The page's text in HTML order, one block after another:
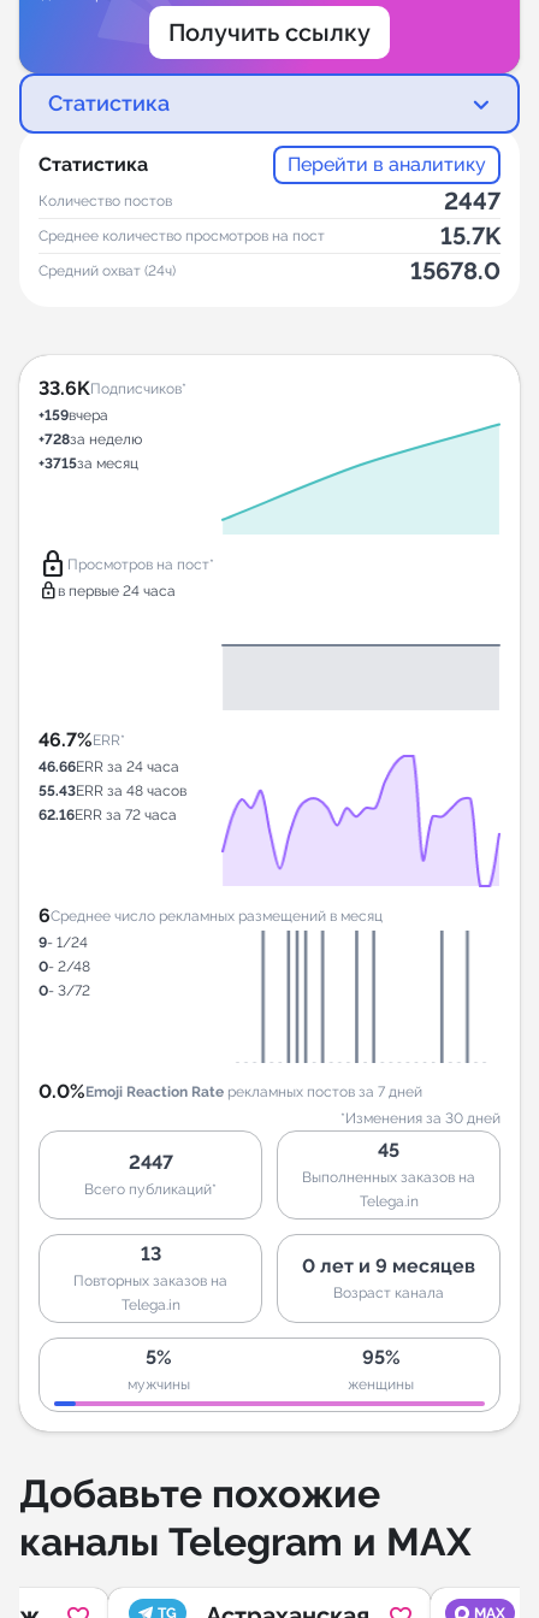
Получить ссылку
Статистика
Статистика Перейти в аналитику
Количество постов 2447
Среднее количество просмотров на пост 15.7K
Средний охват (24ч) 15678.0
33.6KПодписчиков*
+159вчера
+728за неделю
+3715за месяц
lock Просмотров на пост*
lock в первые 24 часа
46.7%ERR*
46.66ERR за 24 часа
55.43ERR за 48 часов
62.16ERR за 72 часа
6Среднее число рекламных размещений в месяц
9- 1/24
0- 2/48
0- 3/72
0.0%Emoji Reaction Rate рекламных постов за 7 дней
*Изменения за 30 дней
2447
Всего публикаций*
45
Выполненных заказов на
Telega.in
13
Повторных заказов на
Telega.in
0 лет и 9 месяцев
Возраст канала
5%
мужчины
95%
женщины
Добавьте похожие
каналы Telegram и MAX
TG MAX